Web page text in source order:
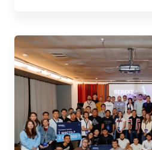
ВЫЯСНИЛИ,
КТО
ИЗ
НИХ
КРУЧЕ
В
CS2:
РАССКАЗЫВАЕМ